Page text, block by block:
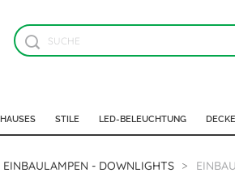
STILE LED-BELEUCHTUNG
EINBAULAMPEN - DOWNLIGHTS